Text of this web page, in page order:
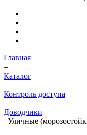
Главная
–
Каталог
–
Контроль доступа
–
Доводчики
–Уличные